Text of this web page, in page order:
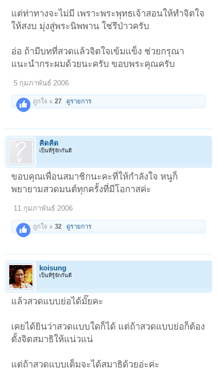
แต่ท่าทางจะไม่มี เพราะพระพุทธเจ้าสอนให้ทำจิตใจ
ให้สงบ มุ่งสู่พระนิพพาน ใช่รึป่าวครับ
อ่อ ถ้ามีบทที่สวดแล้วจิตใจเข้มแข็ง ช่วยกรุณา
แนะนำกระผมด้วยนะครับ ขอบพระคุณครับ
5 กุมภาพันธ์ 2006
ถูกใจ x27 ดูรายการ
คิดคิด
เป็นที่รู้จักกันดี
ขอบคุณเพื่อนสมาชิกนะคะที่ให้กำลังใจ หนูก็
พยายามสวดมนต์ทุกครั้งที่มีโอกาสค่ะ
11 กุมภาพันธ์ 2006
ถูกใจ x32 ดูรายการ
koisung
เป็นที่รู้จักกันดี
แล้วสวดแบบย่อได้มั๊ยคะ
เคยได้ยินว่าสวดแบบใดก็ได้ แต่ถ้าสวดแบบย่อก็ต้อง
ตั้งจิตสมาธิให้แน่วแน่
แต่ถ้าสวดแบบเต็มจะได้สมาธิด้วยอ่ะค่ะ